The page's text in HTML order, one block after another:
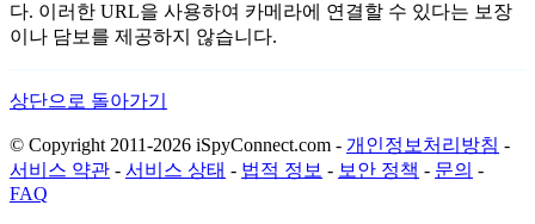
다. 이러한 URL을 사용하여 카메라에 연결할 수 있다는 보장
이나 담보를 제공하지 않습니다.
상단으로 돌아가기
© Copyright 2011-2026 iSpyConnect.com - 개인정보처리방침 -
서비스 약관 - 서비스 상태 - 법적 정보 - 보안 정책 - 문의 -
FAQ